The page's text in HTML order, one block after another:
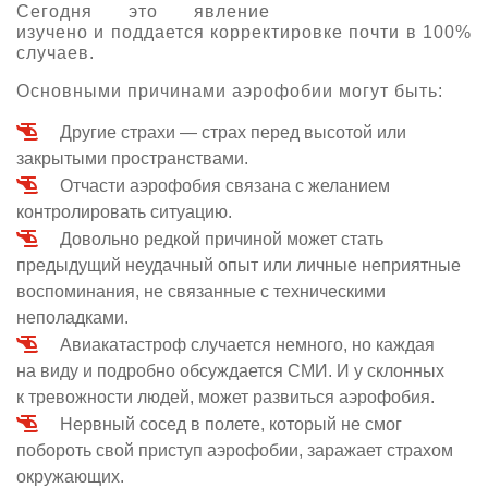
Крокус Экспо
Документы
Контакты
Для участников
Заявка на участие
Заочное участие
Прилет на выставку
Основные требования МВЦ «Крокус Экспо»
Для посетителей
Схема проезда
Аккредитация прессы
Условия инфопартнёрства
Положение об аккредитации
Публикации о выставке
Пресс-релизы
Архив
Сегодня это явление
изучено и поддается корректировке почти в 100%
случаев.
Основными причинами аэрофобии могут быть:
Другие страхи — страх перед высотой или
закрытыми пространствами.
Отчасти аэрофобия связана с желанием
контролировать ситуацию.
Довольно редкой причиной может стать
предыдущий неудачный опыт или личные неприятные
воспоминания, не связанные с техническими
неполадками.
Авиакатастроф случается немного, но каждая
на виду и подробно обсуждается СМИ. И у склонных
к тревожности людей, может развиться аэрофобия.
Нервный сосед в полете, который не смог
побороть свой приступ аэрофобии, заражает страхом
окружающих.